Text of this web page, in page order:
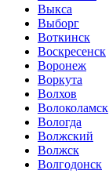
Выкса
Выборг
Воткинск
Воскресенск
Воронеж
Воркута
Волхов
Волоколамск
Вологда
Волжский
Волжск
Волгодонск